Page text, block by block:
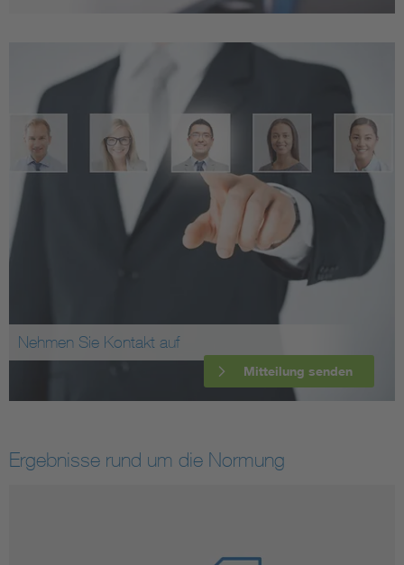
Nehmen Sie Kontakt auf
Mitteilung senden
Ergebnisse rund um die Normung